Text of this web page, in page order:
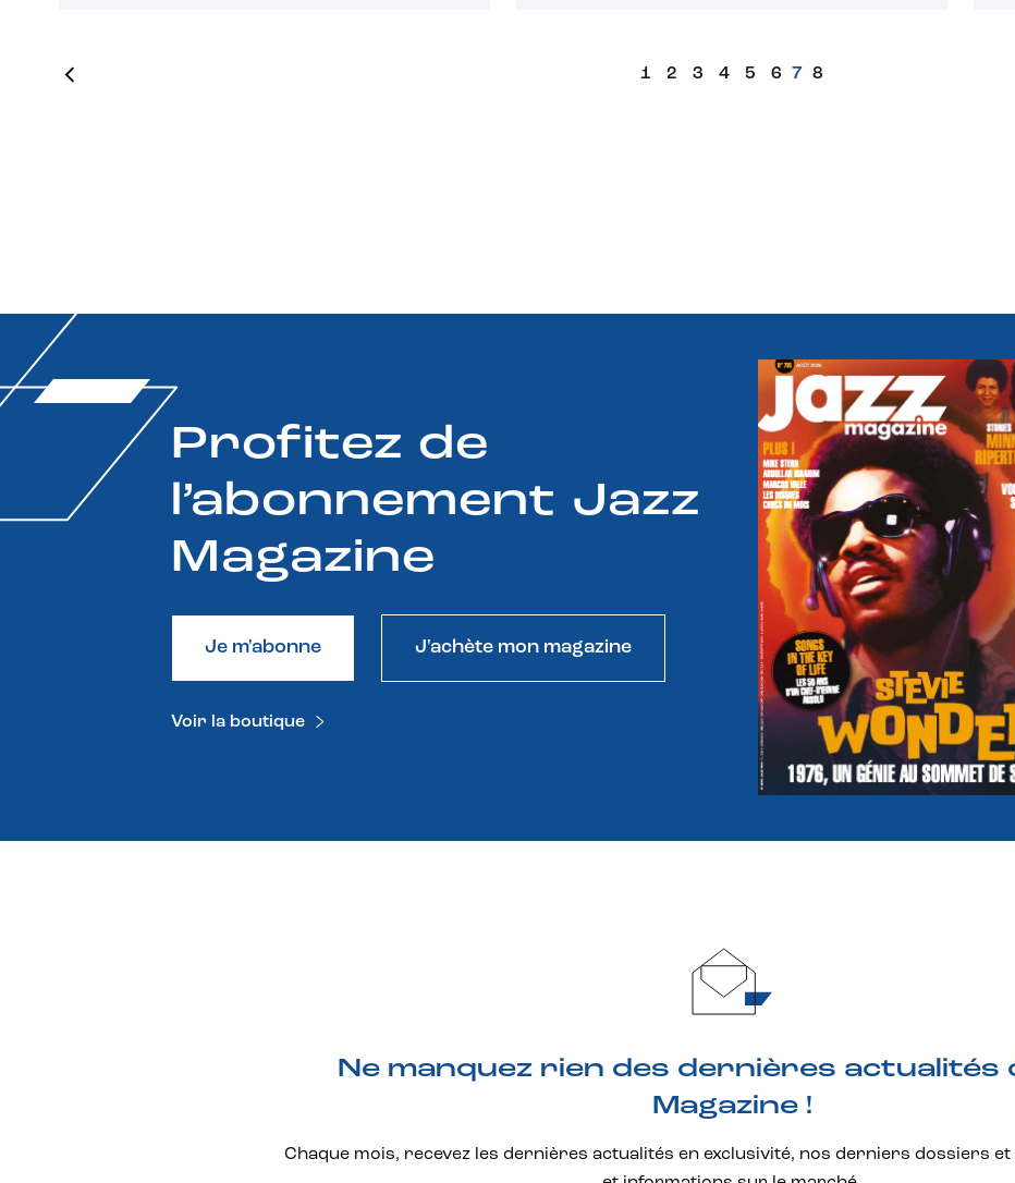
1 2 3 4 5 6 7 8
Profitez de
l’abonnement Jazz
Magazine
Je m'abonne J'achète mon magazine
Voir la boutique
Ne manquez rien des dernières actualités
Magazine !
Chaque mois, recevez les dernières actualités en exclusivité, nos derniers dossiers